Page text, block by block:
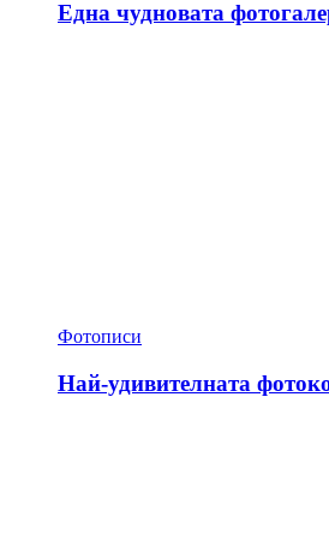
Една чудновата
Фотописи
Най-удивителната